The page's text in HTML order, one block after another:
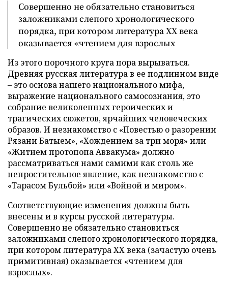
Совершенно не обязательно становиться
заложниками слепого хронологического
порядка, при котором литература ХХ века
оказывается «чтением для взрослых
Из этого порочного круга пора вырываться.
Древняя русская литература в ее подлинном виде
– это основа нашего национального мифа,
выражение национального самосознания, это
собрание великолепных героических и
трагических сюжетов, ярчайших человеческих
образов. И незнакомство с «Повестью о разорении
Рязани Батыем», «Хождением за три моря» или
«Житием протопопа Аввакума» должно
рассматриваться нами самими как столь же
непростительное явление, как незнакомство с
«Тарасом Бульбой» или «Войной и миром».
Соответствующие изменения должны быть
внесены и в курсы русской литературы.
Совершенно не обязательно становиться
заложниками слепого хронологического порядка,
при котором литература ХХ века (зачастую очень
примитивная) оказывается «чтением для
взрослых».